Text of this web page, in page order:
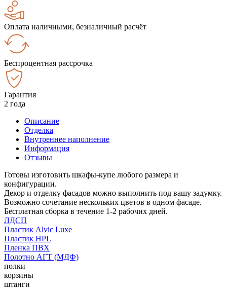
Оплата наличными, безналичный расчёт
Беспроцентная рассрочка
Гарантия
2 года
Описание
Отделка
Внутреннее наполнение
Информация
Отзывы
Готовы изготовить шкафы-купе любого размера и
конфигурации.
Декор и отделку фасадов можно выполнить под вашу задумку.
Возможно сочетание нескольких цветов в одном фасаде.
Бесплатная сборка в течение 1-2 рабочих дней.
ЛДСП
Пластик Alvic Luxe
Пластик HPL
Пленка ПВХ
Полотно АГТ (МДФ)
полки
корзины
штанги